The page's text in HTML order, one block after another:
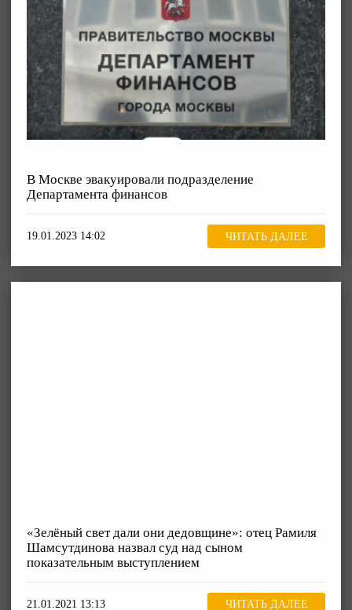
В Москве эвакуировали подразделение
Департамента финансов
19.01.2023 14:02 ЧИТАТЬ ДАЛЕЕ
«Зелёный свет дали они дедовщине»: отец Рамиля
Шамсутдинова назвал суд над сыном
показательным выступлением
21.01.2021 13:13 ЧИТАТЬ ДАЛЕЕ